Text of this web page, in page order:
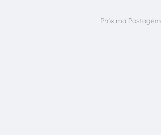
Próxima Postagem